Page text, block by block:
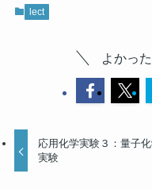
lect
よかっ
応用化学実験３：量子
実験